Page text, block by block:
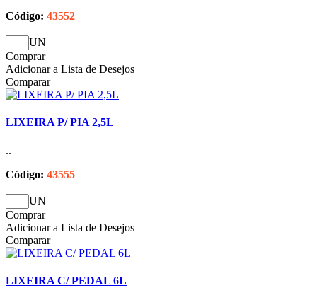
Código: 43552
UN
Comprar
Adicionar a Lista de Desejos
Comparar
LIXEIRA P/ PIA 2,5L
..
Código: 43555
UN
Comprar
Adicionar a Lista de Desejos
Comparar
LIXEIRA C/ PEDAL 6L